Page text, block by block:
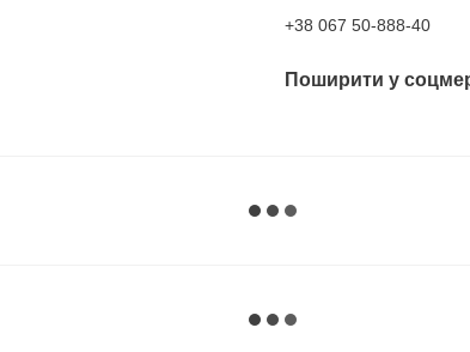
+38 067 50-888-40
Поширити у